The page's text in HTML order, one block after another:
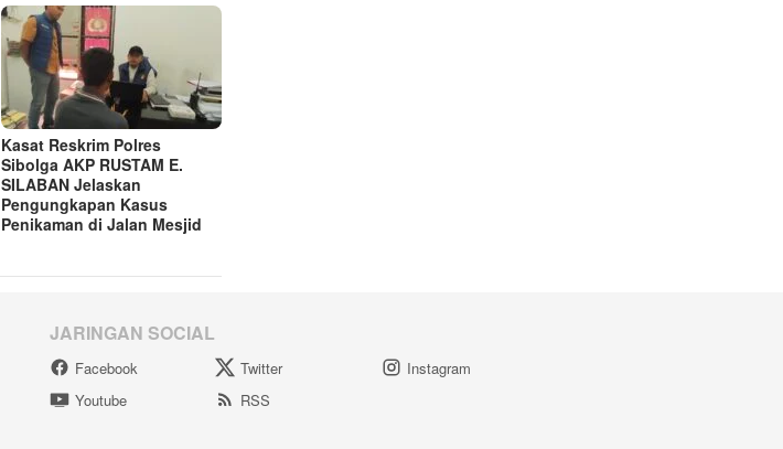
Kasat Reskrim Polres
Sibolga AKP RUSTAM E.
SILABAN Jelaskan
Pengungkapan Kasus
Penikaman di Jalan Mesjid
JARINGAN SOCIAL
Facebook Twitter
Instagram
Youtube
RSS